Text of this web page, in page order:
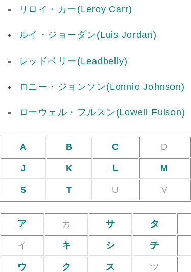
リロイ・カー(Leroy Carr)
ルイ・ジョーダン(Luis Jordan)
レッドベリー(Leadbelly)
ロニー・ジョンソン(Lonnie Johnson)
ローウェル・フルスン(Lowell Fulson)
A B C D
J K L M
S T U V
ア カ サ タ
イ キ シ チ
ウ ク ス ツ